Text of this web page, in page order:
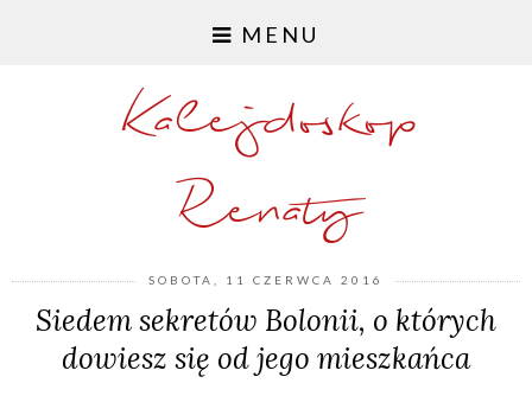
MENU
Kalejdoskop
Renaty
SOBOTA, 11 CZERWCA 2016
Siedem sekretów Bolonii, o których
dowiesz się od jego mieszkańca